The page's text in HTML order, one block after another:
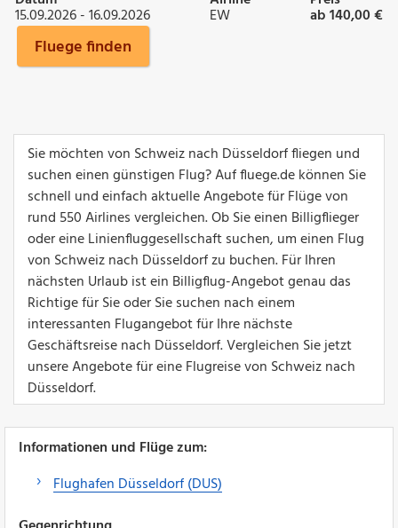
15.09.2026 - 16.09.2026 EW ab 140,00 €
Fluege finden
Sie möchten von Schweiz nach Düsseldorf fliegen und
suchen einen günstigen Flug? Auf fluege.de können Sie
schnell und einfach aktuelle Angebote für Flüge von
rund 550 Airlines vergleichen. Ob Sie einen Billigflieger
oder eine Linienfluggesellschaft suchen, um einen Flug
von Schweiz nach Düsseldorf zu buchen. Für Ihren
nächsten Urlaub ist ein Billigflug-Angebot genau das
Richtige für Sie oder Sie suchen nach einem
interessanten Flugangebot für Ihre nächste
Geschäftsreise nach Düsseldorf. Vergleichen Sie jetzt
unsere Angebote für eine Flugreise von Schweiz nach
Düsseldorf.
Informationen und Flüge zum:
Flughafen Düsseldorf (DUS)